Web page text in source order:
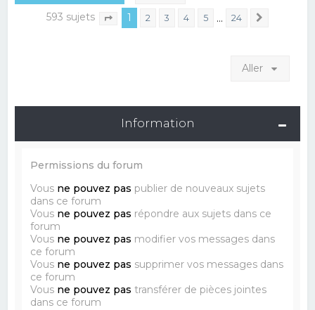
593 sujets Page sur 24
1 2 3 4 5 … 24
Aller
Information
Permissions du forum
Vous ne pouvez pas publier de nouveaux sujets
dans ce forum
Vous ne pouvez pas répondre aux sujets dans ce
forum
Vous ne pouvez pas modifier vos messages dans
ce forum
Vous ne pouvez pas supprimer vos messages dans
ce forum
Vous ne pouvez pas transférer de pièces jointes
dans ce forum